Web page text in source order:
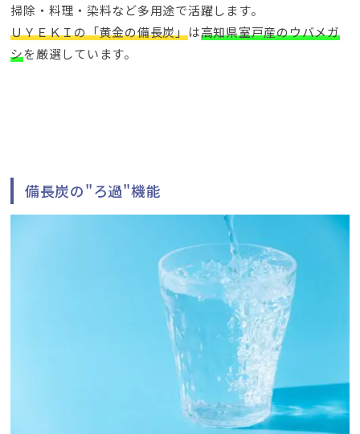
掃除・料理・染料など多用途で活躍します。
ＵＹＥＫＩの「黄金の備長炭」は高知県室戸産のウバメガ
シを厳選しています。
備長炭の"ろ過"機能